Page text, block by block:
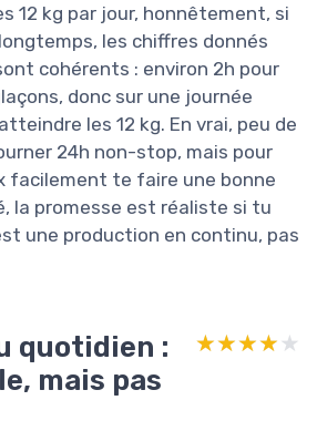
12 kg par jour, honnêtement, si
les chiffres donnés
cohérents : environ 2h pour
donc sur une journée
les 12 kg. En vrai, peu de
24h non-stop, mais pour
facilement te faire une bonne
la promesse est réaliste si tu
une production en continu, pas
quotidien :
mais pas
★★★★★
★★★★★